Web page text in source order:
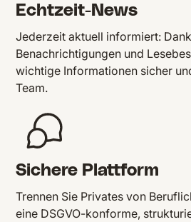
Echtzeit-News
Jederzeit aktuell informiert:
Benachrichtigungen und
wichtige Informationen sicher
Team.
Sichere Plattform
Trennen Sie Privates von
eine DSGVO-konforme,